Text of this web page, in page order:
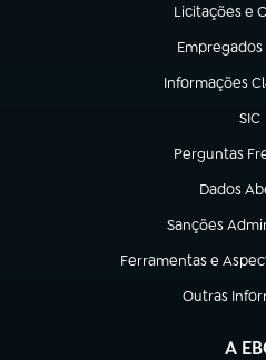
Licitações e
(abre em
(abre em
Informações
(abre em nova
SIC
Perguntas
(abre em
Dados
(abre em
Sanções
(abre em nova
Ferramentas e
(abre em nova aba)
Outras
(abre em
A